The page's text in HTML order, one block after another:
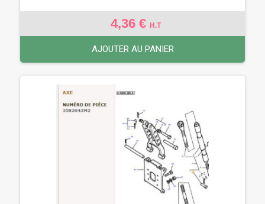
4,36 € H.T
AJOUTER AU PANIER